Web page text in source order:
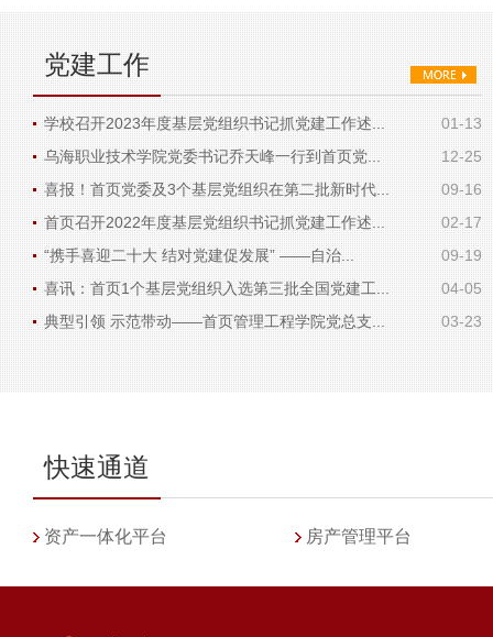
党建工作
01-13
学校召开2023年度基层党组织书记抓党建工作述...
12-25
乌海职业技术学院党委书记乔天峰一行到首页党...
09-16
喜报！首页党委及3个基层党组织在第二批新时代...
02-17
首页召开2022年度基层党组织书记抓党建工作述...
09-19
“携手喜迎二十大 结对党建促发展” ——自治...
04-05
喜讯：首页1个基层党组织入选第三批全国党建工...
03-23
典型引领 示范带动——首页管理工程学院党总支...
快速通道
资产一体化平台 房产管理平台